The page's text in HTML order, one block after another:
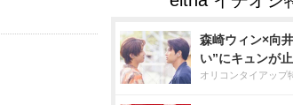
森崎ウィン×向
い”にキュンが
オリコンタイアップ